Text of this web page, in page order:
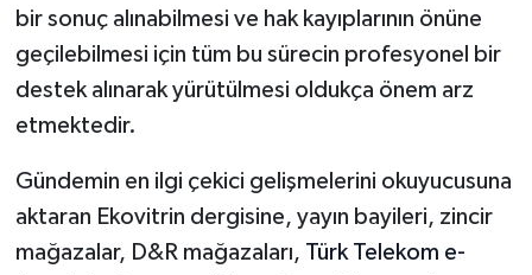
bir sonuç alınabilmesi ve hak kayıplarının önüne
geçilebilmesi için tüm bu sürecin profesyonel bir
destek alınarak yürütülmesi oldukça önem arz
etmektedir.
Gündemin en ilgi çekici gelişmelerini okuyucusuna
aktaran Ekovitrin dergisine, yayın bayileri, zincir
mağazalar, D&R mağazaları, Türk Telekom e-